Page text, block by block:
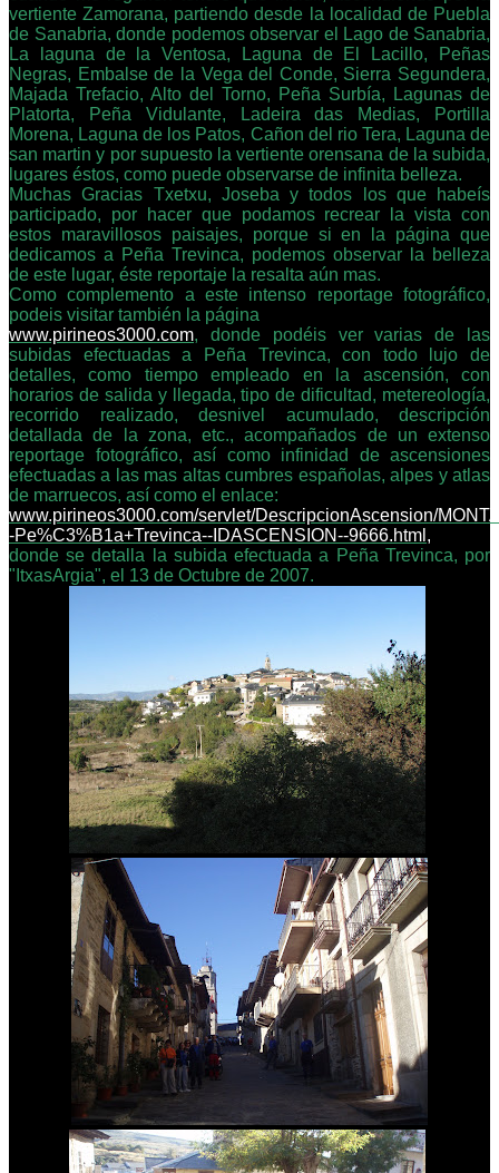
vertiente Zamorana, partiendo desde la localidad de Puebla
de Sanabria, donde podemos observar el Lago de Sanabria,
La laguna de la Ventosa, Laguna de El Lacillo, Peñas
Negras, Embalse de la Vega del Conde, Sierra Segundera,
Majada Trefacio, Alto del Torno, Peña Surbía, Lagunas de
Platorta, Peña Vidulante, Ladeira das Medias, Portilla
Morena, Laguna de los Patos, Cañon del rio Tera, Laguna de
san martin y por supuesto la vertiente orensana de la subida,
lugares éstos, como puede observarse de infinita belleza.
Muchas Gracias Txetxu, Joseba y todos los que habeís
participado, por hacer que podamos recrear la vista con
estos maravillosos paisajes, porque si en la página que
dedicamos a Peña Trevinca, podemos observar la belleza
de este lugar, éste reportaje la resalta aún mas.
Como complemento a este intenso reportage fotográfico,
podeis visitar también la página
www.pirineos3000.com, donde podéis ver varias de las
subidas efectuadas a Peña Trevinca, con todo lujo de
detalles, como tiempo empleado en la ascensión, con
horarios de salida y llegada, tipo de dificultad, metereología,
recorrido realizado, desnivel acumulado, descripción
detallada de la zona, etc., acompañados de un extenso
reportage fotográfico, así como infinidad de ascensiones
efectuadas a las mas altas cumbres españolas, alpes y atlas
de marruecos, así como el enlace:
www.pirineos3000.com/servlet/DescripcionAscension/
-Pe%C3%B1a+Trevinca--IDASCENSION--9666.html ,
donde se detalla la subida efectuada a Peña Trevinca, por
"ItxasArgia", el 13 de Octubre de 2007.